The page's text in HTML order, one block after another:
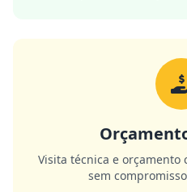
Visita técnica e
sem